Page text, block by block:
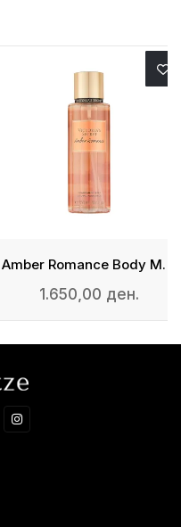
Amber Romance Body Mist
1.650,00 ден.